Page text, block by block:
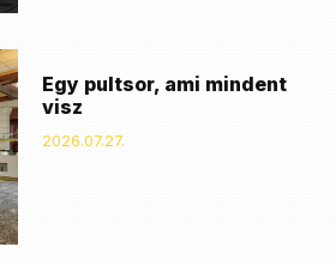
Egy pultsor, ami mindent
visz
2026.07.27.